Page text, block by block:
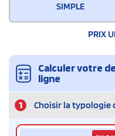
SIMPLE
PRIX
Calculer votre
ligne
1 Choisir la typologie